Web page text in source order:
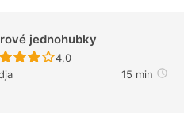
jednohubky
Recept ještě nebyl
4,0
15 min